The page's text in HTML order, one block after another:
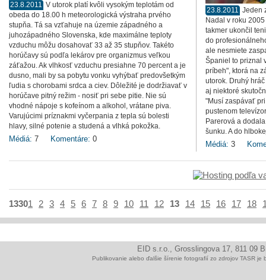
23.8.2011 V utorok platí kvôli vysokým teplotám od
obeda do 18.00 h meteorologická výstraha prvého
stupňa. Tá sa vzťahuje na územie západného a
juhozápadného Slovenska, kde maximálne teploty
vzduchu môžu dosahovať 33 až 35 stupňov. Takéto
horúčavy sú podľa lekárov pre organizmus veľkou
záťažou. Ak vlhkosť vzduchu presiahne 70 percent a je
dusno, mali by sa pobytu vonku vyhýbať predovšetkým
ľudia s chorobami srdca a ciev. Dôležité je dodržiavať v
horúčave pitný režim - nosiť pri sebe pitie. Nie sú
vhodné nápoje s kofeínom a alkohol, vrátane piva.
Varujúcimi príznakmi vyčerpania z tepla sú bolesti
hlavy, silné potenie a studená a vlhká pokožka.
Médiá: 7 Komentáre: 0
23.8.2011 Jeden
Nadal v roku
takmer ukončil
do
ale nesmiete
Španiel to priznal
príbeh", ktorá na
utorok. Druhý
aj niektoré
"Musí zaspávať
pustenom
Parerová a
šunku. A do
Médiá: 3
13301 2 3 4 5 6 7 8 9 10 11 12 13 14 15 16 17 18
EID s.r.o., Grosslingova 17, 811 09
Publikovanie alebo ďalšie šírenie fotografií zo zdrojov TASR